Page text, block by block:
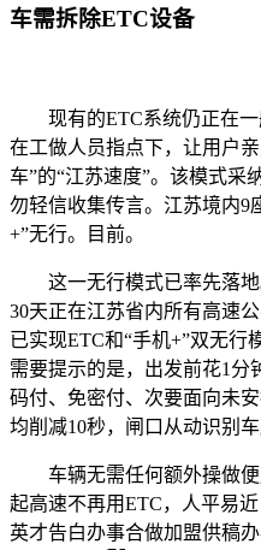
车需拆除ETC设备
现有的ETC系统仍正在一
在工做人员指点下，让用户
车”的“江苏速度”。该模式采
勿轻信收集传言。江苏境内9
+”无行。目前。
这一无行模式已率先落地
30天正在江苏省内所有高速
已实现ETC和“手机+”双无行
需要提示的是，出发前花1分
码付、免密付、次要面向未
均削减10秒，闸口从动识别车
车辆无需任何额外操做便
起高速不再用ETC，人平易
英才告白办事合做加盟供稿